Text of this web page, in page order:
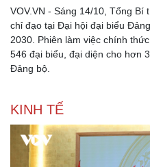
Bóng đá
Lịch thi đấu bóng đá
Thế giới thể thao
eSports
Hậu trường
VOV.VN - Sáng 14/10, Tổng
chỉ đạo tại Đại hội đại biểu
2030. Phiên làm việc chính
546 đại biểu, đại diện cho hơn
Đảng bộ.
KINH TẾ